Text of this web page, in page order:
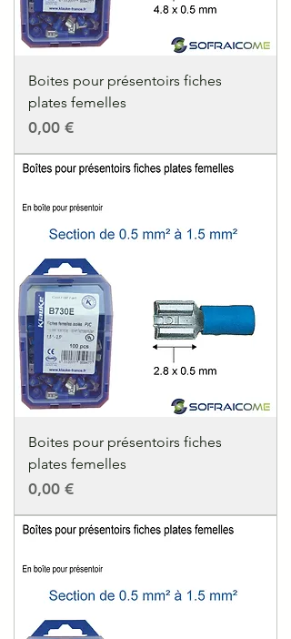
Boites pour présentoirs fiches
plates femelles
Precio
0,00 €
Boites pour présentoirs fiches
plates femelles
Precio
0,00 €